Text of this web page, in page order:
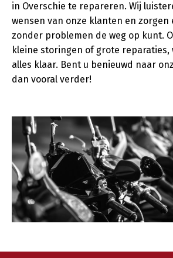
in Overschie te repareren. Wij
wensen van onze klanten en zorgen
zonder problemen de weg op kunt.
kleine storingen of grote reparaties,
alles klaar. Bent u benieuwd naar
dan vooral verder!